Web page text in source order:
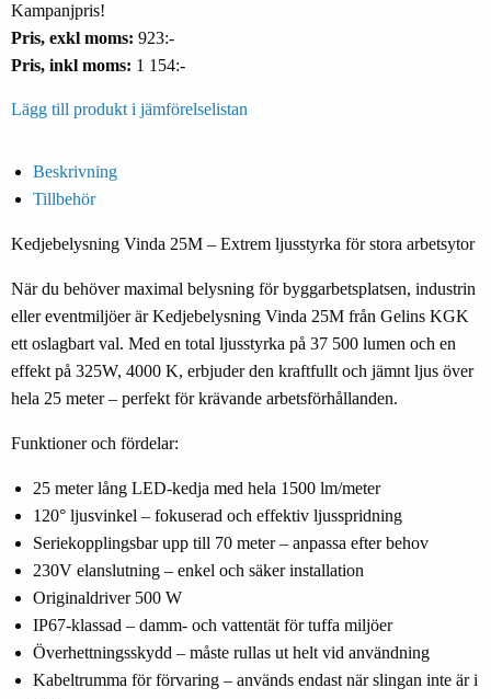
Kampanjpris!
Pris, exkl moms: 923:-
Pris, inkl moms: 1 154:-
Lägg till produkt i jämförelselistan
Beskrivning
Tillbehör
Kedjebelysning Vinda 25M – Extrem ljusstyrka för stora arbetsytor
När du behöver maximal belysning för byggarbetsplatsen, industrin
eller eventmiljöer ärKedjebelysning Vinda 25M från Gelins KGK
ett oslagbart val. Med en total ljusstyrka på 37 500 lumen och en
effekt på 325W, 4000 K, erbjuder den kraftfullt och jämnt ljus över
hela 25 meter – perfekt för krävande arbetsförhållanden.
Funktioner och fördelar:
25 meter lång LED-kedja med hela 1500 lm/meter
120° ljusvinkel – fokuserad och effektiv ljusspridning
Seriekopplingsbar upp till 70 meter – anpassa efter behov
230V elanslutning – enkel och säker installation
Originaldriver 500 W
IP67-klassad – damm- och vattentät för tuffa miljöer
Överhettningsskydd – måste rullas ut helt vid användning
Kabeltrumma för förvaring – används endast när slingan inte är i